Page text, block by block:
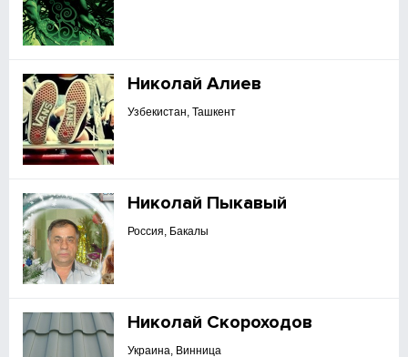
Николай Алиев
Узбекистан, Ташкент
Николай Пыкавый
Россия, Бакалы
Николай Скороходов
Украина, Винница